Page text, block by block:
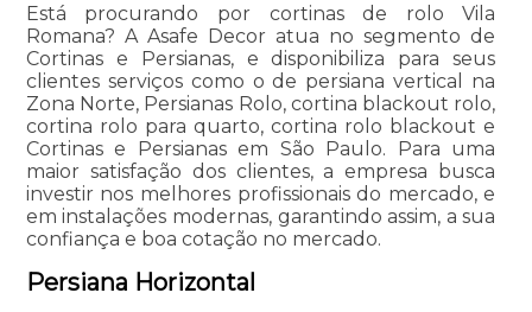
Está procurando por cortinas de rolo Vila
Romana? A Asafe Decor atua no segmento de
Cortinas e Persianas, e disponibiliza para seus
clientes serviços como o de persiana vertical na
Zona Norte, Persianas Rolo, cortina blackout rolo,
cortina rolo para quarto, cortina rolo blackout e
Cortinas e Persianas em São Paulo. Para uma
maior satisfação dos clientes, a empresa busca
investir nos melhores profissionais do mercado, e
em instalações modernas, garantindo assim, a sua
confiança e boa cotação no mercado.
Persiana Horizontal